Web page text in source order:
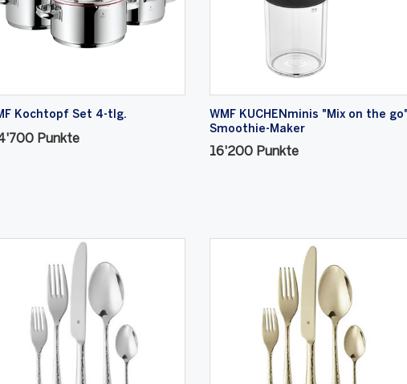
Kochtopf Set 4-tlg.
Punkte
WMF KÜCHENminis "Mix on the go"
Smoothie-Maker
16'200 Punkte